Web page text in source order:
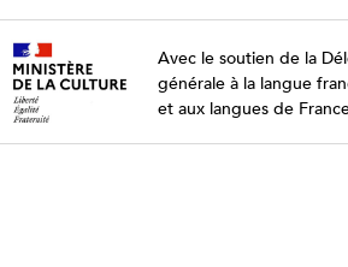
Avec le soutien de la
générale à la langue
et aux langues de